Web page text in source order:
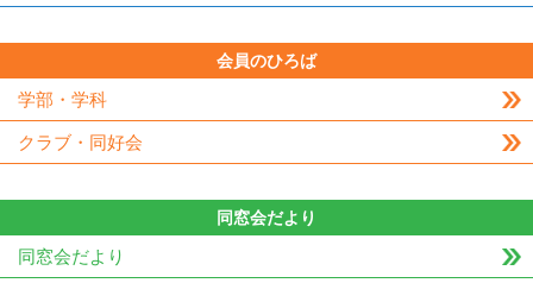
会員のひろば
学部・学科
クラブ・同好会
同窓会だより
同窓会だより